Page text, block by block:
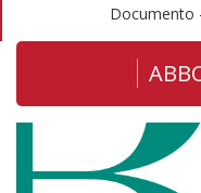
Documento